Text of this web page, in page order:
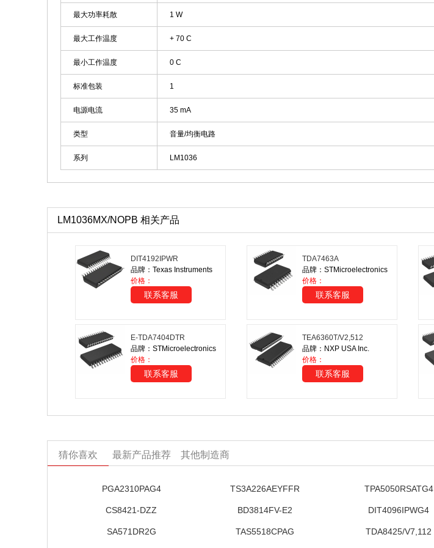
最大功率耗散 1 W
最大工作温度 + 70 C
最小工作温度 0 C
标准包装 1
电源电流 35 mA
类型 音量/均衡电路
系列 LM1036
LM1036MX/NOPB 相关产品
DIT4192IPWR
品牌：Texas Instruments
价格：
联系客服
TDA7463A
品牌：STMicroelectronics
价格：
联系客服
E-TDA7404DTR
品牌：STMicroelectronics
价格：
联系客服
TEA6360T/V2,512
品牌：NXP USA Inc.
价格：
联系客服
猜你喜欢 最新产品推荐 其他制造商
PGA2310PAG4 TS3A226AEYFFR TPA5050RSATG4
CS8421-DZZ BD3814FV-E2 DIT4096IPWG4
SA571DR2G TAS5518CPAG TDA8425/V7,112